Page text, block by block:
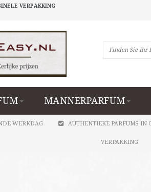
VERPAKKING
MANNERPARFUM
WERKDAG AUTHENTIEKE PARFUMS IN
VERPAKKING